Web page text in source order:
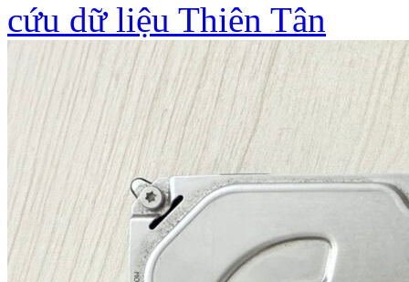
cứu dữ liệu Thiên Tân